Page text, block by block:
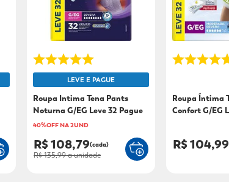
LEVE E PAGUE
Roupa Intima Tena Pants
Noturna G/EG Leve 32 Pague
28
40%OFF NA 2UND
R$ 108,79(cada)
R$ 135,99a unidade
Roupa Íntima
Confort G/EG
R$ 104,99